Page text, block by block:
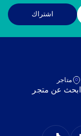
اشتراك
متاجر
ابحث عن متجر